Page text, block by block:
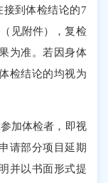
到体检结论的7
见附件），复检
为准。若因身体
检结论的均视为
加体检者，即视
请部分项目延期
并以书面形式提